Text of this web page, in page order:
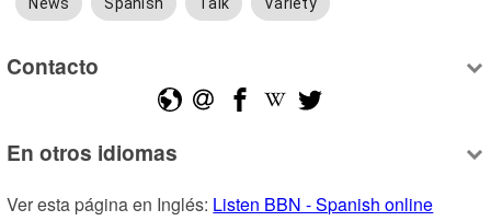
News Spanish Talk Variety
Contacto
En otros idiomas
Ver esta página en Inglés: Listen BBN - Spanish online